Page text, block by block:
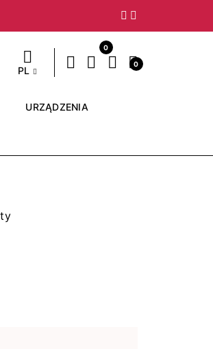
Następny
PL
0
0
URZĄDZENIA